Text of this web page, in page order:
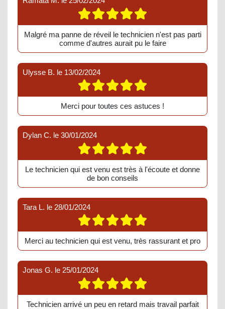
Malgré ma panne de réveil le technicien n'est pas parti
comme d'autres aurait pu le faire
Ulysse B. le 13/02/2024
Merci pour toutes ces astuces !
Dylan C. le 30/01/2024
Le technicien qui est venu est très à l'écoute et donne
de bon conseils
Tara L. le 28/01/2024
Merci au technicien qui est venu, très rassurant et pro
Jonas G. le 25/01/2024
Technicien arrivé un peu en retard mais travail parfait